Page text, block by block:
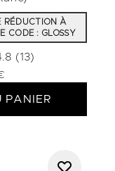
RÉDUCTION À
CODE : GLOSSY
(13)
PANIER